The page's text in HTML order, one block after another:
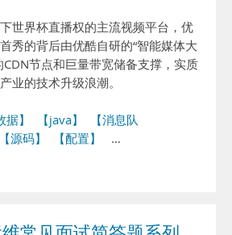
世界杯直播权的主流视频平台，优
秀的背后由优酷自研的“智能媒体大
CDN节点和巨量带宽储备支撑，实质
业的技术升级浪潮。
据】 【java】
【消息队
【源码】 【配置】
…